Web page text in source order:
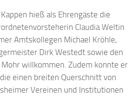
hieß als Ehrengäste die
Claudia Weltin
Amtskollegen Michael Kröhle,
Dirk Westedt sowie den
willkommen. Zudem konnte er
einen breiten Querschnitt von
Vereinen und Institutionen